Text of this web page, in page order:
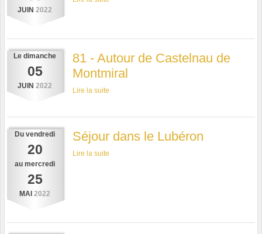
JUIN 2022
Le dimanche
05
JUIN 2022
81 - Autour de Castelnau de
Montmiral
Lire la suite
Du vendredi
20
au mercredi
25
MAI 2022
Séjour dans le Lubéron
Lire la suite